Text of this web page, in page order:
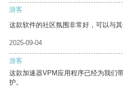
游客
这款软件的社区氛围非常好，可以与其
2025-09-04
游客
这款加速器VPM应用程序已经为我们
护。